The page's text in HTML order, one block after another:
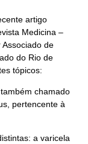
artigo
Medicina –
Associado de
do Rio de
tópicos:
chamado
pertencente à
a varicela